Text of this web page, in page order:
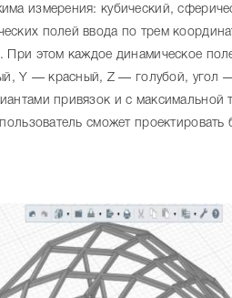
измерения: кубический,
полей ввода по трем
этом каждое динамическое
Y — красный, Z — голубой, угол
привязок и с максимальной
сможет